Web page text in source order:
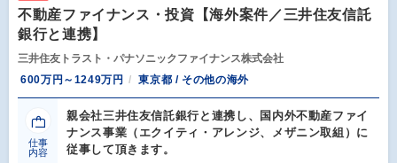
不動産ファイナンス・投資【海外案件／三井住友信託
銀行と連携】
三井住友トラスト・パナソニックファイナンス株式会社
600万円～1249万円
東京都 / その他の海外
仕事
内容
親会社三井住友信託銀行と連携し、国内外不動産ファイ
ナンス事業（エクイティ・アレンジ、メザニン取組）に
従事して頂きます。